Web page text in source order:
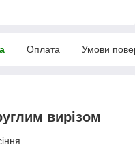
Оплата Умови
вирізом